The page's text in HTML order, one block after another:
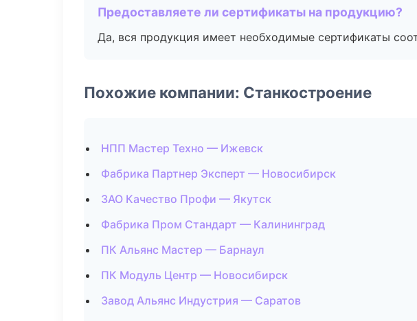
Предоставляете ли сертификаты на продукцию?
Да, вся продукция имеет необходимые сертификаты
Похожие компании: Станкостроение
НПП Мастер Техно — Ижевск
Фабрика Партнер Эксперт — Новосибирск
ЗАО Качество Профи — Якутск
Фабрика Пром Стандарт — Калининград
ПК Альянс Мастер — Барнаул
ПК Модуль Центр — Новосибирск
Завод Альянс Индустрия — Саратов